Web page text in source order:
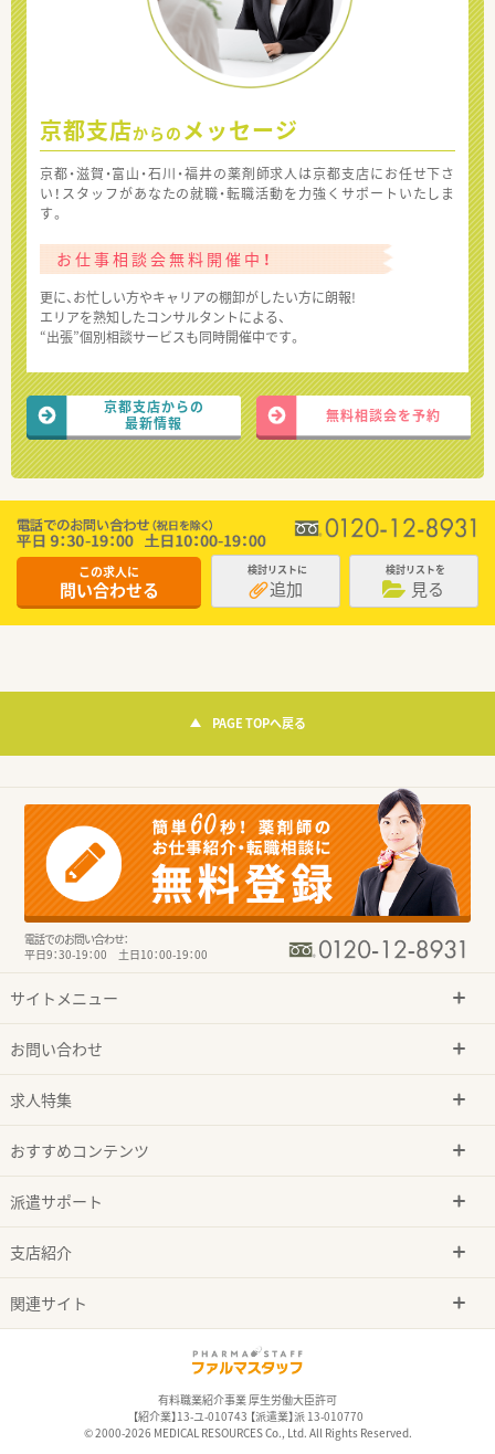
京都支店からの メッセージ
京都・滋賀・富山・石川・福井の薬剤師求人は京都支店にお任せ下さ
い！スタッフがあなたの就職・転職活動を力強くサポートいたしま
す。
お仕事相談会無料開催中！
更に、お忙しい方やキャリアの棚卸がしたい方に朗報!
エリアを熟知したコンサルタントによる、
“出張”個別相談サービスも同時開催中です。
京都支店からの
最新情報
無料相談会を予約
この求人に
問い合わせる
検討リストに
追加
検討リストを
見る
PAGE TOPへ戻る
電話でのお問い合わせ：
平日9：30-19：00 土日10：00-19：00
サイトメニュー
お問い合わせ
求人特集
おすすめコンテンツ
派遣サポート
支店紹介
関連サイト
有料職業紹介事業 厚生労働大臣許可
【紹介業】13-ユ-010743 【派遣業】派 13-010770
© 2000-2026 MEDICAL RESOURCES Co., Ltd. All Rights Reserved.